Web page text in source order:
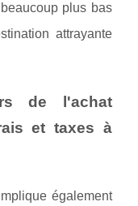
plus bas
attrayante
de l'achat
et taxes à
également